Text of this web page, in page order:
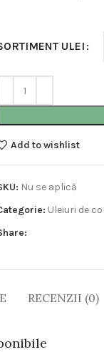
ULEI
Add to wishlist
Nu se aplică
Uleiuri de
RECENZII (0)